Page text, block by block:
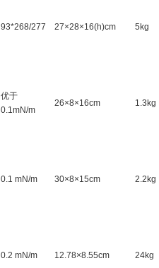
93*268/277 27×28×16(h)cm 5kg
优于
0.1mN/m
26×8×16cm 1.3kg
0.1 mN/m 30×8×15cm 2.2kg
0.2 mN/m 12.78×8.55cm 24kg